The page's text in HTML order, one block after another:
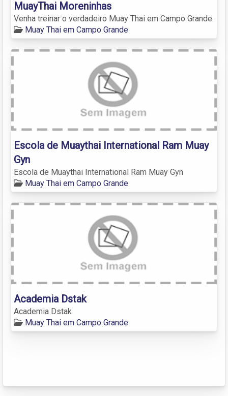
MuayThai Moreninhas
Venha treinar o verdadeiro Muay Thai em Campo Grande.
Muay Thai em Campo Grande
Escola de Muaythai International Ram Muay
Gyn
Escola de Muaythai International Ram Muay Gyn
Muay Thai em Campo Grande
Academia Dstak
Academia Dstak
Muay Thai em Campo Grande